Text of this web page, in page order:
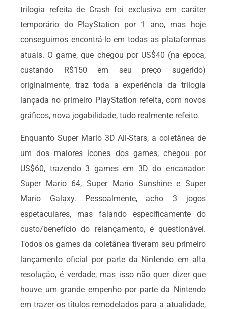
trilogia refeita de Crash foi exclusiva em caráter
temporário do PlayStation por 1 ano, mas hoje
conseguimos encontrá-lo em todas as plataformas
atuais. O game, que chegou por US$40 (na época,
custando R$150 em seu preço sugerido)
originalmente, traz toda a experiência da trilogia
lançada no primeiro PlayStation refeita, com novos
gráficos, nova jogabilidade, tudo realmente refeito.
Enquanto Super Mario 3D All-Stars, a coletânea de
um dos maiores ícones dos games, chegou por
US$60, trazendo 3 games em 3D do encanador:
Super Mario 64, Super Mario Sunshine e Super
Mario Galaxy. Pessoalmente, acho 3 jogos
espetaculares, mas falando especificamente do
custo/benefício do relançamento, é questionável.
Todos os games da coletânea tiveram seu primeiro
lançamento oficial por parte da Nintendo em alta
resolução, é verdade, mas isso não quer dizer que
houve um grande empenho por parte da Nintendo
em trazer os títulos remodelados para a atualidade,